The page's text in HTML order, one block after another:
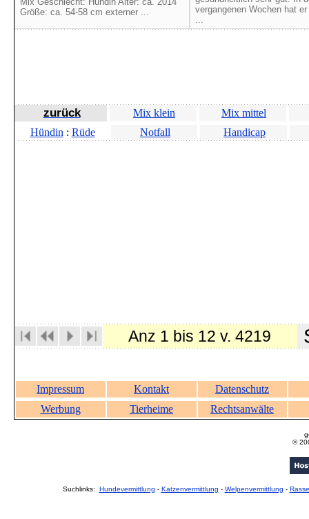
Größe: ca. 54-58 cm externer ...
vergangenen Wochen hat
...
zurück Mix klein
Mix mittel
Hündin : Rüde Notfall Handicap
Anz 1 bis 12 v. 4219
Impressum Kontakt
Datenschutz
Werbung
Tierheime Rechtsanwälte
©
Suchlinks: Hundevermittlung - Katzenvermittlung - Welpenvermittlung -